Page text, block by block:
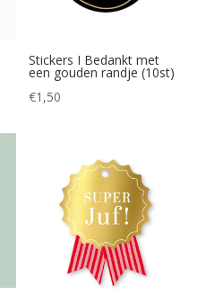
Stickers I Bedankt met
een gouden randje (10st)
€1,50